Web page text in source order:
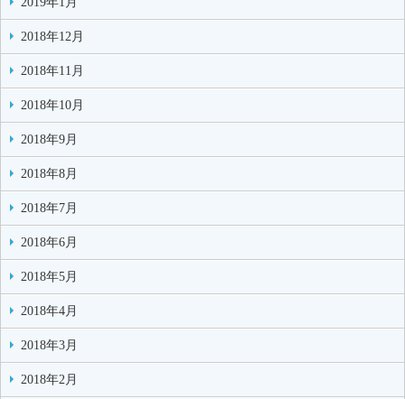
2018年12月
2018年11月
2018年10月
2018年9月
2018年8月
2018年7月
2018年6月
2018年5月
2018年4月
2018年3月
2018年2月